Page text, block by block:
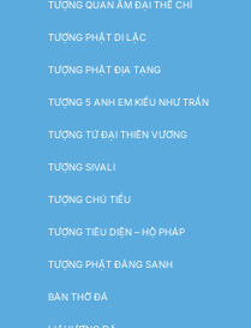
TƯỢNG QUAN ÂM ĐẠI THẾ CHÍ
TƯỢNG PHẬT DI LẶC
TƯỢNG PHẬT ĐỊA TẠNG
TƯỢNG 5 ANH EM KIỀU NHƯ TRẦN
TƯỢNG TỨ ĐẠI THIÊN VƯƠNG
TƯỢNG SIVALI
TƯỢNG CHÚ TIỂU
TƯỢNG TIÊU DIỆN – HỘ PHÁP
TƯỢNG PHẬT ĐẢNG SANH
BÀN THỜ ĐÁ